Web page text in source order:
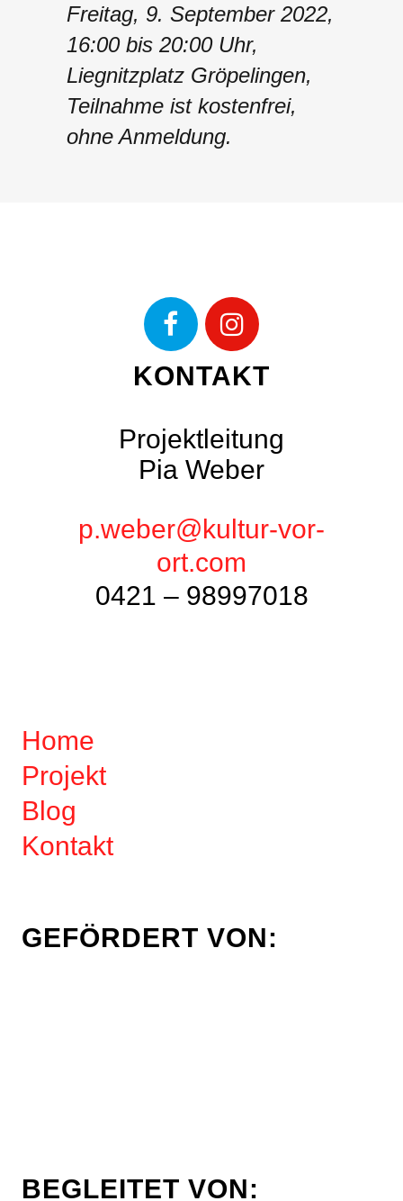
Freitag, 9. September 2022,
16:00 bis 20:00 Uhr,
Liegnitzplatz Gröpelingen,
Teilnahme ist kostenfrei,
ohne Anmeldung.
KONTAKT
Projektleitung
Pia Weber
p.weber@kultur-vor-
ort.com
0421 – 98997018
Home
Projekt
Blog
Kontakt
GEFÖRDERT VON:
BEGLEITET VON: